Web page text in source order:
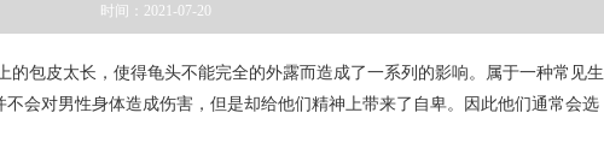
时间：2021-07-20
的包皮太长，使得龟头不能完全的外露而造成了一系列的影响。属于一种常见生
会对男性身体造成伤害，但是却给他们精神上带来了自卑。因此他们通常会选